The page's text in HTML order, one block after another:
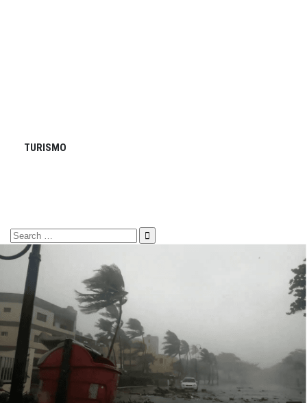
TURISMO
Search
for: